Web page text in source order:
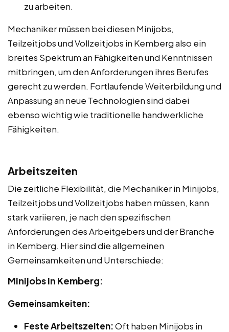
zu arbeiten.
Mechaniker müssen bei diesen Minijobs,
Teilzeitjobs und Vollzeitjobs in Kemberg also ein
breites Spektrum an Fähigkeiten und Kenntnissen
mitbringen, um den Anforderungen ihres Berufes
gerecht zu werden. Fortlaufende Weiterbildung und
Anpassung an neue Technologien sind dabei
ebenso wichtig wie traditionelle handwerkliche
Fähigkeiten.
Arbeitszeiten
Die zeitliche Flexibilität, die Mechaniker in Minijobs,
Teilzeitjobs und Vollzeitjobs haben müssen, kann
stark variieren, je nach den spezifischen
Anforderungen des Arbeitgebers und der Branche
in Kemberg. Hier sind die allgemeinen
Gemeinsamkeiten und Unterschiede:
Minijobs in Kemberg:
Gemeinsamkeiten:
Feste Arbeitszeiten:Oft haben Minijobs in